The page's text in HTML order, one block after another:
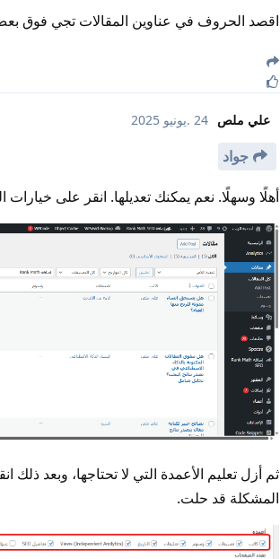
اقصد الحروف في عناوين المقالات تجي فوق
علي ملص 24 .يونيو 2025
جواد
أهلًا وسهلًا. نعم يمكنك تعديلها. انقر على
ثم أزل تعليم الأعمدة التي لا تحتاجها، وبعد
المشكلة قد حلت.